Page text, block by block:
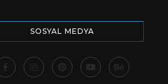
SOSYAL MEDYA